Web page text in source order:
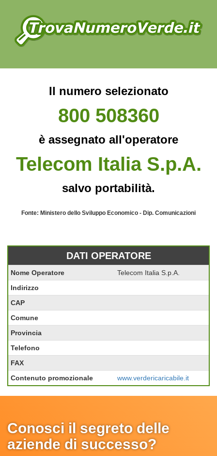
Il numero selezionato
800 508360
è assegnato all'operatore
Telecom Italia S.p.A.
salvo portabilità.
Fonte: Ministero dello Sviluppo Economico - Dip. Comunicazioni
DATI OPERATORE
Nome Operatore
Telecom Italia S.p.A.
Indirizzo
CAP
Comune
Provincia
Telefono
FAX
Contenuto promozionale
www.verdericaricabile.it
Conosci il segreto delle
aziende di successo?